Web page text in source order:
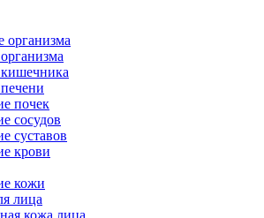
организма
почек
сосудов
суставов
крови
кожи
лица
кожа лица